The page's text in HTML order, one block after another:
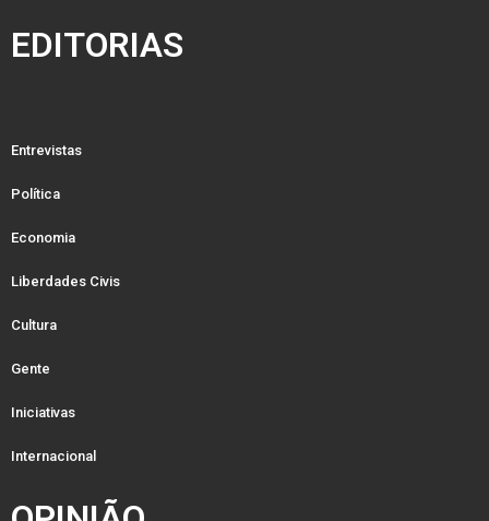
EDITORIAS
Entrevistas
Política
Economia
Liberdades Civis
Cultura
Gente
Iniciativas
Internacional